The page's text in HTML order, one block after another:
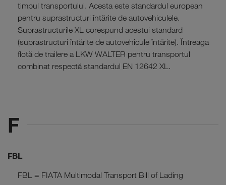
timpul transportului. Acesta este standardul european
pentru suprastructuri întărite de autovehiculele.
Suprastructurile XL corespund acestui standard
(suprastructuri întărite de autovehicule întărite). Întreaga
flotă de trailere a LKW WALTER pentru transportul
combinat respectă standardul EN 12642 XL.
F
FBL
FBL = FIATA Multimodal Transport Bill of Lading